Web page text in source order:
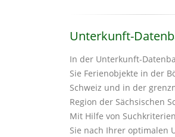
Unterkunft-
In der Unterkunft-
Sie Ferienobjekte in der
Schweiz und in der
Region der Sächsischen
Mit Hilfe von
Sie nach Ihrer optimalen